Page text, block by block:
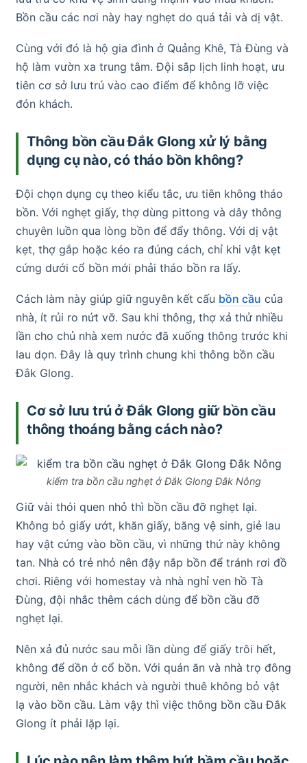
Bồn cầu các nơi này hay nghẹt do quá tải và dị vật.
Cùng với đó là hộ gia đình ở Quảng Khê, Tà Đùng và
hộ làm vườn xa trung tâm. Đội sắp lịch linh hoạt, ưu
tiên cơ sở lưu trú vào cao điểm để không lỡ việc
đón khách.
Thông bồn cầu Đắk Glong xử lý bằng
dụng cụ nào, có tháo bồn không?
Đội chọn dụng cụ theo kiểu tắc, ưu tiên không tháo
bồn. Với nghẹt giấy, thợ dùng pittong và dây thông
chuyên luồn qua lòng bồn để đẩy thông. Với dị vật
kẹt, thợ gắp hoặc kéo ra đúng cách, chỉ khi vật kẹt
cứng dưới cổ bồn mới phải tháo bồn ra lấy.
Cách làm này giúp giữ nguyên kết cấu bồn cầu của
nhà, ít rủi ro nứt vỡ. Sau khi thông, thợ xả thử nhiều
lần cho chủ nhà xem nước đã xuống thông trước khi
lau dọn. Đây là quy trình chung khi thông bồn cầu
Đắk Glong.
Cơ sở lưu trú ở Đắk Glong giữ bồn cầu
thông thoáng bằng cách nào?
kiểm tra bồn cầu nghẹt ở Đắk Glong Đắk Nông
Giữ vài thói quen nhỏ thì bồn cầu đỡ nghẹt lại.
Không bỏ giấy ướt, khăn giấy, băng vệ sinh, giẻ lau
hay vật cứng vào bồn cầu, vì những thứ này không
tan. Nhà có trẻ nhỏ nên đậy nắp bồn để tránh rơi đồ
chơi. Riêng với homestay và nhà nghỉ ven hồ Tà
Đùng, đội nhắc thêm cách dùng để bồn cầu đỡ
nghẹt lại.
Nên xả đủ nước sau mỗi lần dùng để giấy trôi hết,
không để dồn ở cổ bồn. Với quán ăn và nhà trọ đông
người, nên nhắc khách và người thuê không bỏ vật
lạ vào bồn cầu. Làm vậy thì việc thông bồn cầu Đắk
Glong ít phải lặp lại.